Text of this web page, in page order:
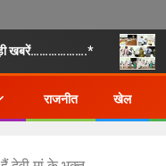
खबरें……………….*
राजनीत खेल